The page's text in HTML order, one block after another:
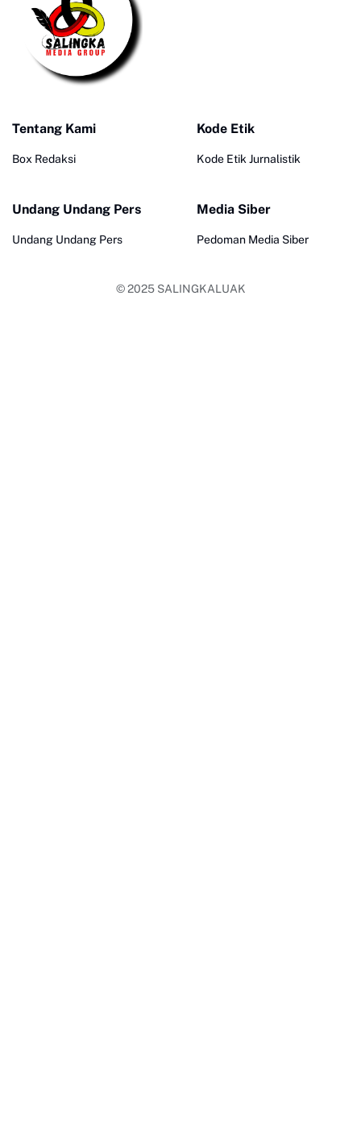
Tentang Kami
Box Redaksi
Kode Etik
Kode Etik Jurnalistik
Undang Undang Pers
Undang Undang Pers
Media Siber
Pedoman Media Siber
© 2025 SALINGKALUAK